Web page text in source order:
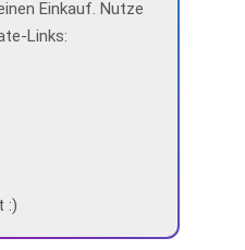
Einkauf. Nutze
Links:
:)